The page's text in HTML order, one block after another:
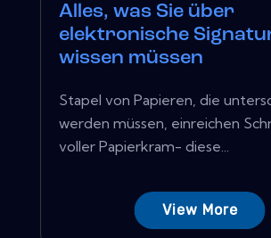
Alles, was Sie über
elektronische
wissen müssen
Stapel von Papieren, die
werden müssen, einreichen
voller Papierkram- diese...
View More